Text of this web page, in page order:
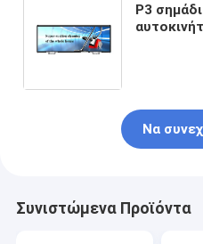
P3
Να
Συνιστώμενα Προϊόντα